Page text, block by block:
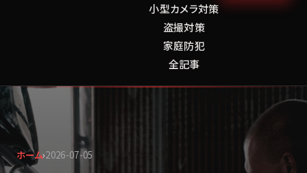
小型カメラ対策
盗撮対策
家庭防犯
全記事
ホーム›2026-07-05